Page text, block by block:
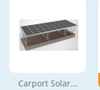
Carport Solar...